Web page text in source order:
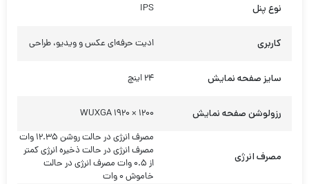
نوع پنل IPS
کاربری ادیت حرفه‌ای عکس و ویدیو، طراحی
سایز صفحه نمایش 24 اینچ
رزولوشن صفحه نمایش 1200 × 1920 WUXGA
مصرف انرژی
مصرف انرژی در حالت روشن 12.35 وات
مصرف انرژی در حالت ذخیره انرژی کمتر
از 0.5 وات مصرف انرژی در حالت
خاموش 0 وات